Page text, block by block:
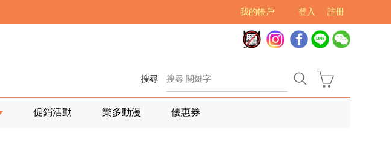
註冊
登入
我的帳戶
搜尋
促銷活動 樂多動漫 優惠券